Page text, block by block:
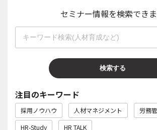
セミナー情報を検索でき
検索する
注目のキーワード
採用ノウハウ 人材マネジメント
労務
HR-Study
HR TALK